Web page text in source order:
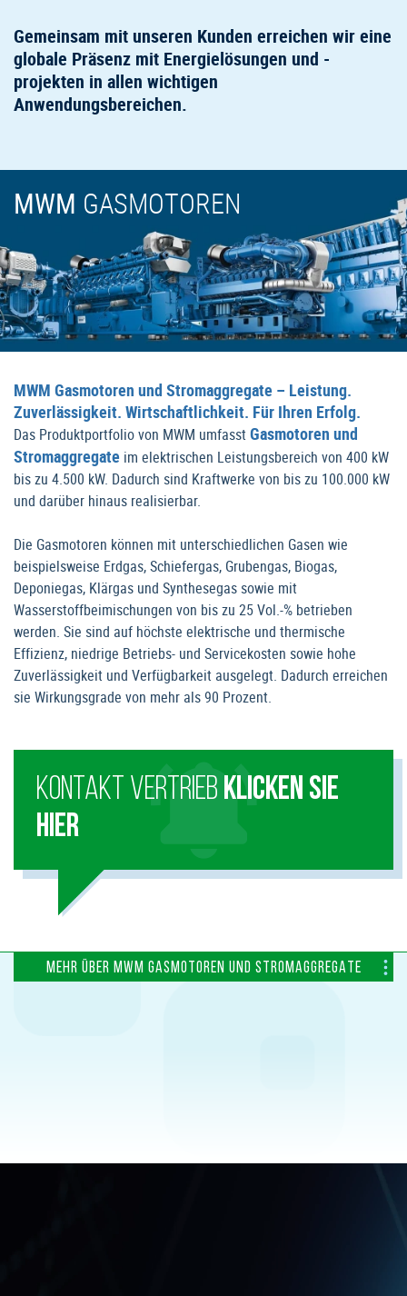
Gemeinsam mit unseren Kunden erreichen wir eine
globale Präsenz mit Energielösungen und -
projekten in allen wichtigen
Anwendungsbereichen.
MWM GASMOTOREN
MWM Gasmotoren und Stromaggregate – Leistung.
Zuverlässigkeit. Wirtschaftlichkeit. Für Ihren Erfolg.
Das Produktportfolio von MWM umfasstGasmotoren und
Stromaggregate im elektrischen Leistungsbereich von 400 kW
bis zu 4.500 kW. Dadurch sind Kraftwerke von bis zu 100.000 kW
und darüber hinaus realisierbar.
Die Gasmotoren können mit unterschiedlichen Gasen wie
beispielsweise Erdgas, Schiefergas, Grubengas, Biogas,
Deponiegas, Klärgas und Synthesegas sowie mit
Wasserstoffbeimischungen von bis zu 25 Vol.-% betrieben
werden. Sie sind auf höchste elektrische und thermische
Effizienz, niedrige Betriebs- und Servicekosten sowie hohe
Zuverlässigkeit und Verfügbarkeit ausgelegt. Dadurch erreichen
sie Wirkungsgrade von mehr als 90 Prozent.
KONTAKT VERTRIEB KLICKEN SIE
HIER
MEHR ÜBER MWM GASMOTOREN UND STROMAGGREGATE